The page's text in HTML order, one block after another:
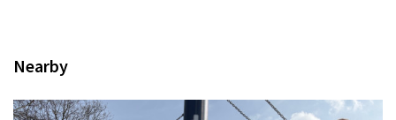
Nearby